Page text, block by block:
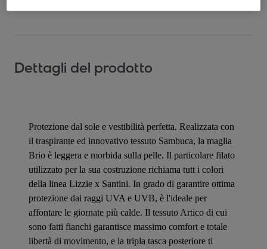
Dettagli del prodotto
Protezione dal sole e vestibilità perfetta. Realizzata con
il traspirante ed innovativo tessuto Sambuca, la maglia
Brio è leggera e morbida sulla pelle. Il particolare filato
utilizzato per la sua costruzione richiama tutt i colori
della linea Lizzie x Santini. In grado di garantire ottima
protezione dai raggi UVA e UVB, è l'ideale per
affontare le giornate più calde. Il tessuto Artico di cui
sono fatti fianchi garantisce massimo comfort e totale
libertà di movimento, e la tripla tasca posteriore ti